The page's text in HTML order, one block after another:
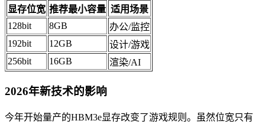
显存位宽 推荐最小容量 适用场景
128bit
8GB
办公/监控
192bit
12GB
设计/游戏
256bit
16GB 渲染/AI
2026年新技术的影响
今年开始量产的HBM3e显存改变了游戏规则。虽然位宽只有